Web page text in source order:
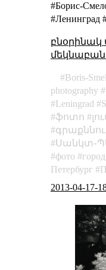
#Борис-
#Ленинград
բնօրինակ
Boris-
photography
Leningrad
ֆոտո
фото
город
Петербург
2013-04-17-